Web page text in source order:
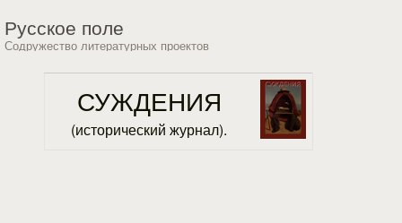
Русское поле
Содружество литературных проектов
СУЖДЕНИЯ
(исторический журнал).